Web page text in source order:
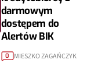
darmowym
dostępem do
Alertów BIK
0 MIESZKO ZAGAŃCZYK